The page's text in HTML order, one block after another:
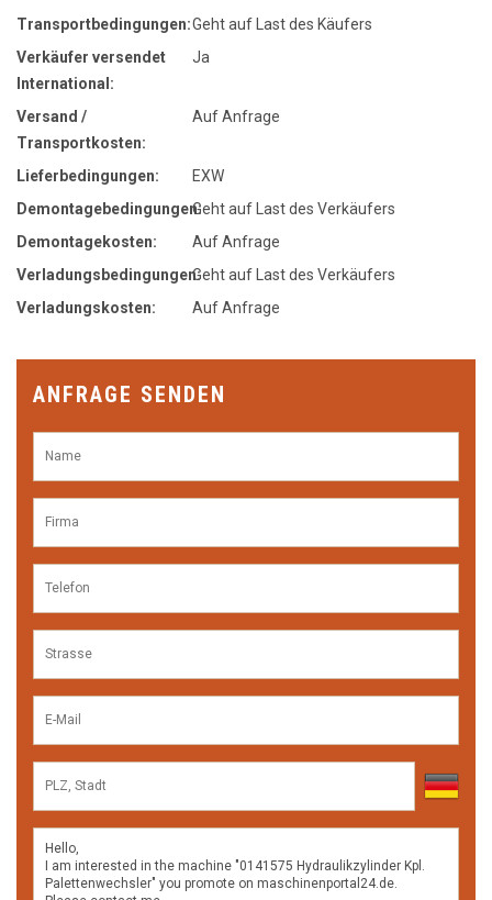
Transportbedingungen:Geht auf Last des Käufers
Verkäufer versendet
International:
Ja
Versand /
Transportkosten:
Auf Anfrage
Lieferbedingungen:
EXW
Demontagebedingungen:Geht auf Last des Verkäufers
Demontagekosten:
Auf Anfrage
Verladungsbedingungen:Geht auf Last des Verkäufers
Verladungskosten:
Auf Anfrage
ANFRAGE SENDEN